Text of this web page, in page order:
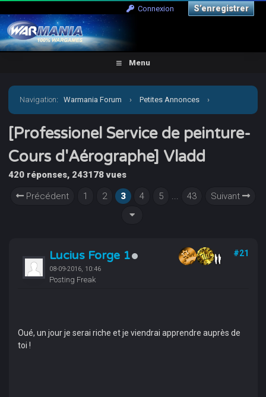
Connexion S’enregistrer
Menu
Navigation:Warmania Forum › Petites Annonces ›
Services › [Professionel Service de peinture-Cours
d'Aérographe] Vladd
[Professionel Service de peinture-
Cours d'Aérographe] Vladd
420 réponses, 243178 vues
Précédent
1 2 3 4 5 ... 43 Suivant
Lucius Forge 1
08-09-2016, 10:46
Posting Freak
#21
Oué, un jour je serai riche et je viendrai apprendre auprès de
toi !